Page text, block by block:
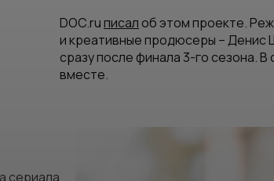
DOC.ruписал об этом проекте.
и креативные продюсеры – Денис
сразу после финала 3-го сезона.
вместе.
сериала